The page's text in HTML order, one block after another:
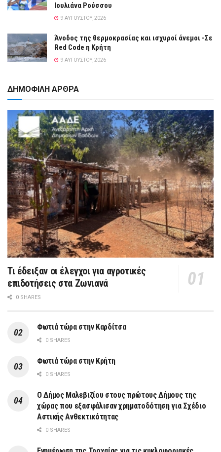
Ιουλιάνα Ρούσσου
9 ΑΥΓΟΎΣΤΟΥ, 2026
Άνοδος της θερμοκρασίας και ισχυροί άνεμοι -Σε
Red Code η Κρήτη
9 ΑΥΓΟΎΣΤΟΥ, 2026
ΔΗΜΟΦΙΛΗ ΑΡΘΡΑ
Τι έδειξαν οι έλεγχοι για αγροτικές
επιδοτήσεις στα Ζωνιανά
0 SHARES
Φωτιά τώρα στην Καρδίτσα
0 SHARES
Φωτιά τώρα στην Κρήτη
0 SHARES
Ο Δήμος Μαλεβιζίου στους πρώτους Δήμους της
χώρας που εξασφάλισαν χρηματοδότηση για Σχέδιο
Αστικής Ανθεκτικότητας
0 SHARES